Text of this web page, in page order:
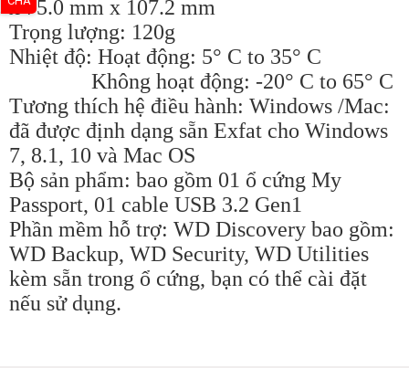
x 75.0 mm x 107.2 mm
Trọng lượng: 120g
Nhiệt độ: Hoạt động: 5° C to 35° C
Không hoạt động: -20° C to 65° C
Tương thích hệ điều hành: Windows /Mac:
đã được định dạng sẵn Exfat cho Windows
7, 8.1, 10 và Mac OS
Bộ sản phẩm: bao gồm 01 ổ cứng My
Passport, 01 cable USB 3.2 Gen1
Phần mềm hỗ trợ: WD Discovery bao gồm:
WD Backup, WD Security, WD Utilities
kèm sẵn trong ổ cứng, bạn có thể cài đặt
nếu sử dụng.